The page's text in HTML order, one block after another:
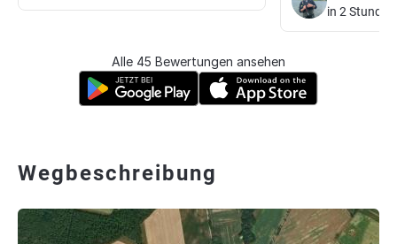
in 2 Stunden
Alle 45 Bewertungen ansehen
Wegbeschreibung